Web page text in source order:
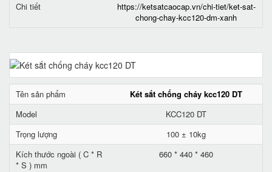
Chi tiết
https://ketsatcaocap.vn/chi-tiet/ket-sat-
chong-chay-kcc120-dm-xanh
Tên sản phẩm
Két sắt chống cháy kcc120 DT
Model
KCC120 DT
Trọng lượng
100 ± 10kg
Kích thước ngoài ( C * R
* S ) mm
660 * 440 * 460